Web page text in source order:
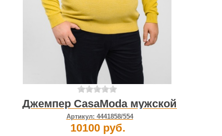
Джемпер CasaModa мужской
Артикул: 4441858/554
10100 руб.